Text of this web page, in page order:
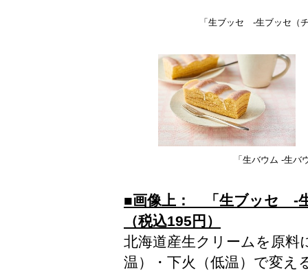
「生ブッセ -生ブッセ（
「生バウム -生バ
■画像上： 「生ブッセ -
（税込195円）
北海道産生クリームを原料
温）・下火（低温）で変え